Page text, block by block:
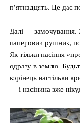
п’ятнадцять. Це дає
Далі — замочування.
паперовий рушник,
Як тільки насіння
одразу в землю.
корінець настільки
— і насінина вже